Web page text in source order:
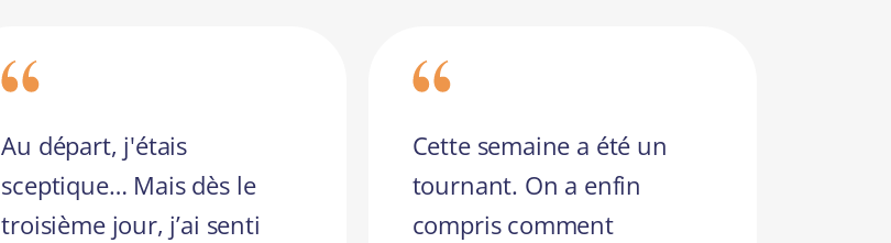
Au départ, j'étais
sceptique… Mais dès le
troisième jour, j’ai senti
Cette semaine a été un
tournant. On a enfin
compris comment